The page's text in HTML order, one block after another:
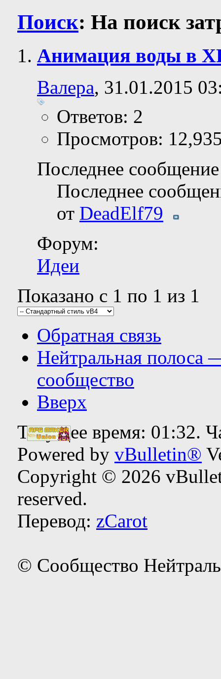
Поиск: На поиск
Анимация воды в
Валера, 31.01.2015
Ответов: 2
Просмотров:
Последнее
Последнее
от DeadElf79
Форум:
Идеи
Показано с 1 по 1 из 1
Обратная связь
Нейтральная полоса
сообщество
Вверх
Текущее время: 01:32.
Powered by vBulletin®
Copyright © 2026
reserved.
Перевод: zCarot
© Сообщество